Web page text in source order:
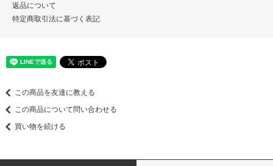
返品について
特定商取引法に基づく表記
この商品を友達に教える
この商品について問い合わせる
買い物を続ける